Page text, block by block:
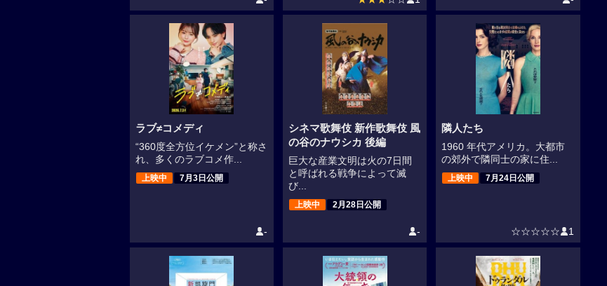
ラブ≠コメディ
“360度全方位イケメン”と称さ
れ、多くのラブコメ作...
上映中 7月3日公開
-
シネマ歌舞伎 新作歌舞伎 風
の谷のナウシカ 後編
巨大な産業文明は火の7日間
と呼ばれる戦争によって滅
び...
上映中 2月28日公開
-
隣人たち
1960 年代アメリカ。大都市
の郊外で隣同士の家に住...
上映中 7月24日公開
☆☆☆☆☆ 1